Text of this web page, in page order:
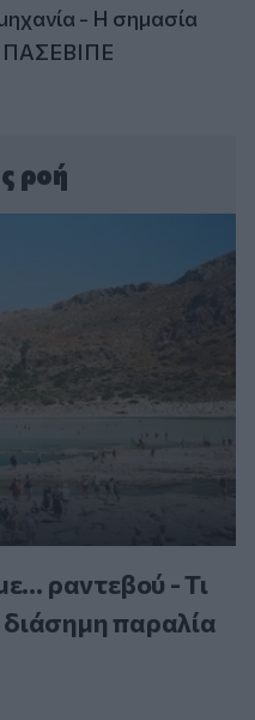
- Η σημασία
ΠΑΣΕΒΙΠΕ
ροή
ραντεβού - Τι
διάσημη παραλία